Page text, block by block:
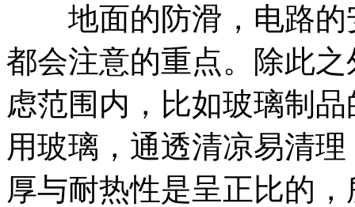
地面的防滑，电路的
都会注意的重点。除此
虑范围内，比如玻璃制
用玻璃，通透清凉易清
厚与耐热性是呈正比的